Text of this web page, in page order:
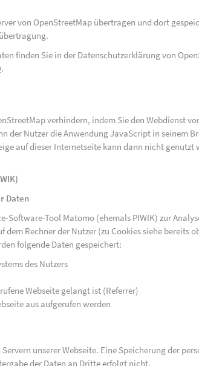
von OpenStreetMap übertragen und dort
finden Sie in der Datenschutzerklärung von
.
verhindern, indem Sie den Webdienst
der Nutzer die Anwendung JavaScript in seinem
auf dieser Internetseite kann dann nicht genutzt
Daten
Software-Tool Matomo (ehemals PIWIK) zur
Rechner der Nutzer (zu Cookies siehe bereits
folgende Daten gespeichert:
des Nutzers
Webseite gelangt ist (Referrer)
aus aufgerufen werden
unserer Webseite. Eine Speicherung der
der Daten an Dritte erfolgt nicht.